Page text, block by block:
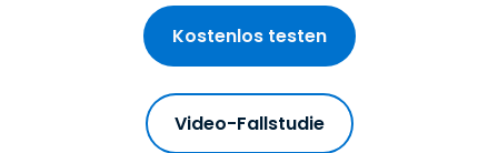
Kostenlos testen
Video-Fallstudie